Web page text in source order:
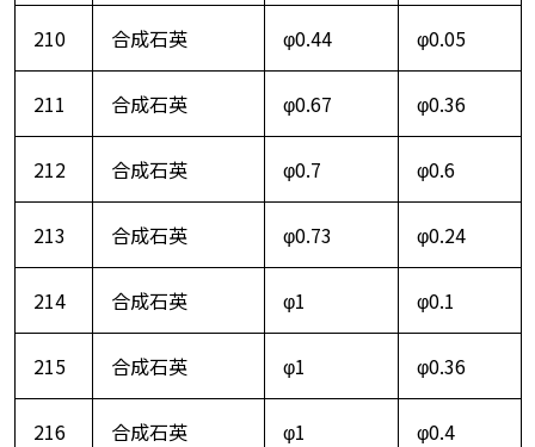
210 合成石英 φ0.44 φ0.05
211 合成石英 φ0.67 φ0.36
212 合成石英 φ0.7 φ0.6
213 合成石英 φ0.73 φ0.24
214 合成石英 φ1 φ0.1
215 合成石英 φ1 φ0.36
216 合成石英 φ1 φ0.4